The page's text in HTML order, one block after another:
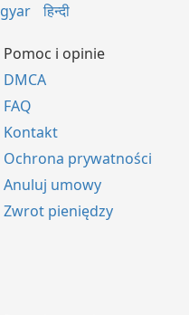
हिन्दी
Pomoc i opinie
DMCA
FAQ
Kontakt
Ochrona prywatności
Anuluj umowy
Zwrot pieniędzy